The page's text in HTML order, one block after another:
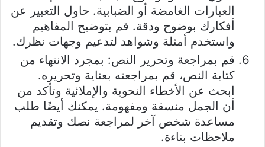
العبارات الغامضة أو الضبابية. حاول التعبير عن
أفكارك بوضوح ودقة. قم بتوضيح المفاهيم
واستخدم أمثلة وشواهد لتدعيم وجهات نظرك.
قم بمراجعة وتحرير النص: بمجرد الانتهاء من
كتابة النص، قم بمراجعته بعناية وتحريره.
ابحث عن الأخطاء النحوية والإملائية وتأكد من
أن الجمل منسقة ومفهومة. يمكنك أيضًا طلب
مساعدة شخص آخر لمراجعة نصك وتقديم
ملاحظات بناءة.